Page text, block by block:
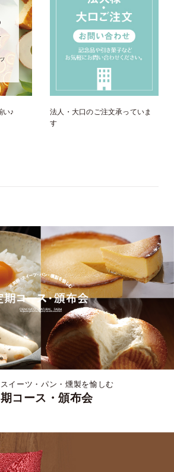
い♪
法人・大口のご注文承っていま
す
イーツ・パン・燻製を愉しむ
コース・頒布会